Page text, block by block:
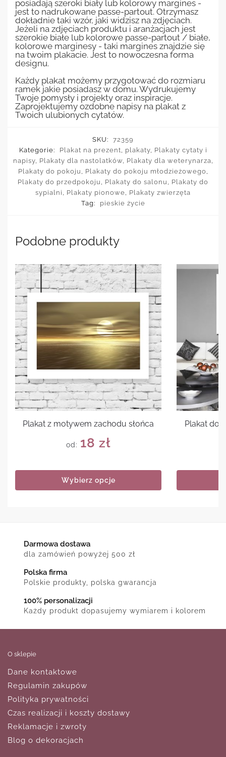
posiadają szeroki biały lub kolorowy margines -
jest to nadrukowane passe-partout. Otrzymasz
dokładnie taki wzór, jaki widzisz na zdjęciach.
Jeżeli na zdjęciach produktu i aranżacjach jest
szerokie białe lub kolorowe passe-partout / białe,
kolorowe marginesy - taki margines znajdzie się
na twoim plakacie. Jest to nowoczesna forma
designu.
Każdy plakat możemy przygotować do rozmiaru
ramek jakie posiadasz w domu. Wydrukujemy
Twoje pomysły i projekty oraz inspiracje.
Zaprojektujemy ozdobne napisy na plakat z
Twoich ulubionych cytatów.
SKU:
72359
Kategorie:
Plakat na prezent plakaty, Plakaty cytaty i
napisy, Plakaty dla nastolatków, Plakaty dla weterynarza
Plakaty do pokoju
Plakaty do pokoju młodzieżowego
Plakaty do przedpokoju
Plakaty do salonu
Plakaty do
sypialni
Plakaty pionowe
Plakaty zwierzęta
Tag:
pieskie życie
Podobne produkty
Plakat z motywem zachodu słońca
od: 18 zł
Wybierz opcje
Plakat do
Darmowa dostawa
dla zamówień powyżej 500 zł
Polska firma
Polskie produkty, polska gwarancja
100% personalizacji
Każdy produkt dopasujemy wymiarem i kolorem
O sklepie
Dane kontaktowe
Regulamin zakupów
Polityka prywatności
Czas realizacji i koszty dostawy
Reklamacje i zwroty
Blog o dekoracjach